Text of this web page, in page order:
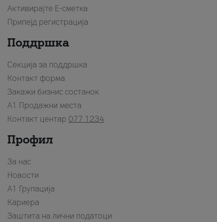
Активирајте Е-сметка
Припејд регистрација
Поддршка
Секција за поддршка
Контакт форма
Закажи бизнис состанок
A1 Продажни места
Контакт центар 077 1234
Профил
За нас
Новости
А1 Групација
Кариера
Заштита на лични податоци